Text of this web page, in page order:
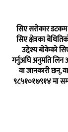
सिए सरोकार डटकम
सिए क्षेत्रका
उद्देश्य बोकेको
गर्नुअघि अनुमति लिन
वा जानकारी छन्,
९८५१०१७९१४ मा